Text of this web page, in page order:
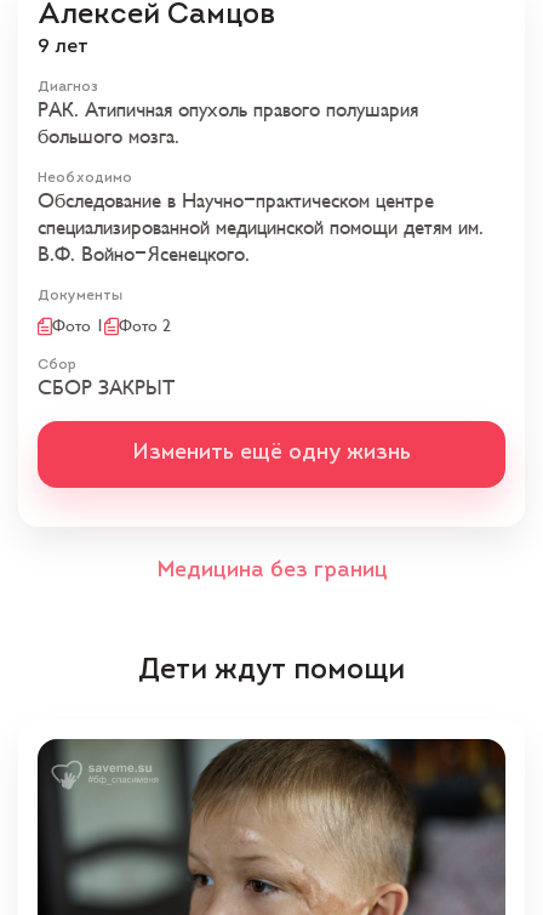
Алексей Самцов
9 лет
Диагноз
РАК. Атипичная опухоль правого полушария
большого мозга.
Необходимо
Обследование в Научно-практическом центре
специализированной медицинской помощи детям им.
В.Ф. Войно-Ясенецкого.
Документы
Фото 1 Фото 2
Сбор
СБОР ЗАКРЫТ
Изменить ещё одну жизнь
Медицина без границ
Дети ждут помощи